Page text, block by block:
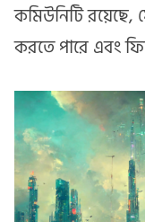
কমিউনিটি রয়েছে,
করতে পারে এবং